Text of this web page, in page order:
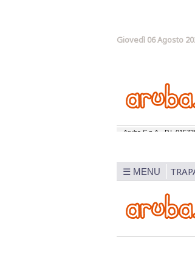
Giovedì 06 Agosto
☰ MENU